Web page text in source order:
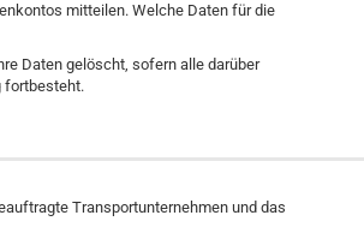
mitteilen. Welche Daten für die
Daten gelöscht, sofern alle darüber
fortbesteht.
Transportunternehmen und das